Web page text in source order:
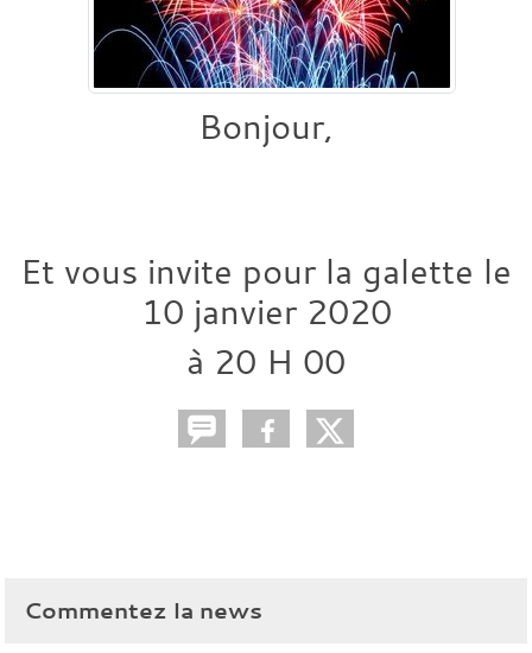
Bonjour,
Et vous invite pour la galette le
10 janvier 2020
à 20 H 00
Commentez la news